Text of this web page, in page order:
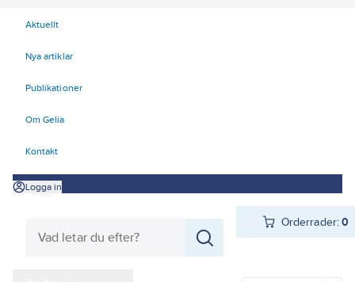
Aktuellt
Nya artiklar
Publikationer
Om Gelia
Kontakt
Logga in
Orderrader:0